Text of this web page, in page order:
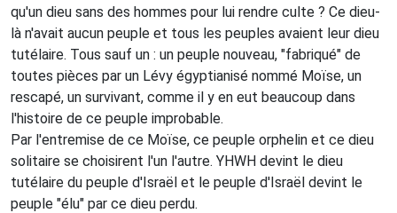
qu'un dieu sans des hommes pour lui rendre culte ? Ce dieu-
là n'avait aucun peuple et tous les peuples avaient leur dieu
tutélaire. Tous sauf un : un peuple nouveau, "fabriqué" de
toutes pièces par un Lévy égyptianisé nommé Moïse, un
rescapé, un survivant, comme il y en eut beaucoup dans
l'histoire de ce peuple improbable.
Par l'entremise de ce Moïse, ce peuple orphelin et ce dieu
solitaire se choisirent l'un l'autre. YHWH devint le dieu
tutélaire du peuple d'Israël et le peuple d'Israël devint le
peuple "élu" par ce dieu perdu.